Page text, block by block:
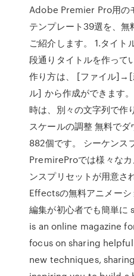
Adobe Premier Pro用の
テンプレート39選を、無
ご紹介します。 1.タイト
段通りタイトルを作って
作り方は、 [ファイル
ル] から作成ができます
時は、別々の文字列で作
スケールの調整 無料で
882個です。 シーケンス
PremireProでは様々な
ンスプリセットが用意さ
Effectsの無料アニメー
編集が初心者でも簡単
is an online magazine
focus on sharing
new techniques,